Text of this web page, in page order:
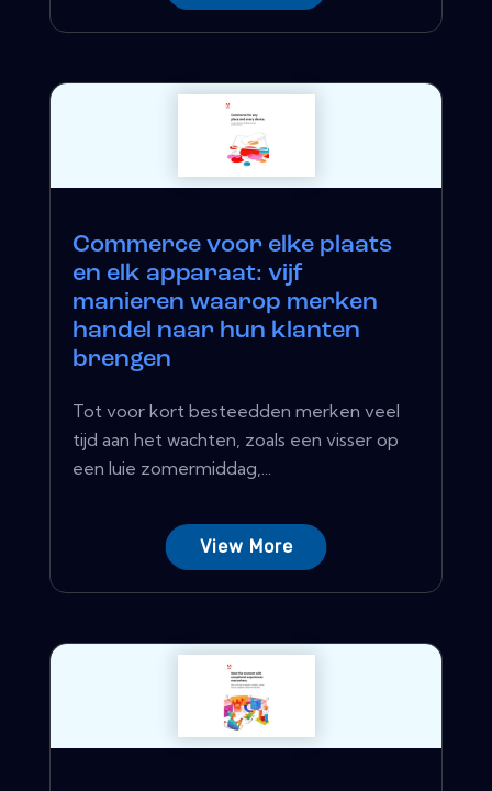
Commerce voor elke plaats
en elk apparaat: vijf
manieren waarop merken
handel naar hun klanten
brengen
Tot voor kort besteedden merken veel
tijd aan het wachten, zoals een visser op
een luie zomermiddag,...
View More